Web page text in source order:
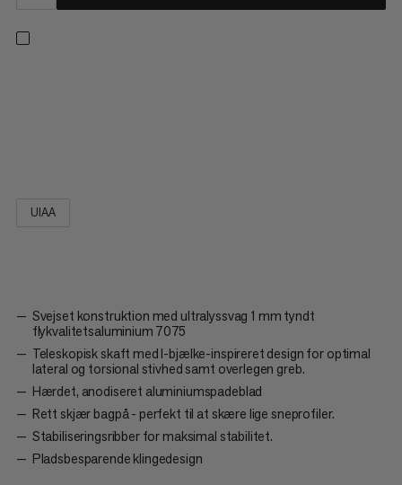
UIAA
Svejset konstruktion med ultralyssvag 1 mm tyndt
flykvalitetsaluminium 7075
Teleskopisk skaft med I-bjælke-inspireret design for optimal
lateral og torsional stivhed samt overlegen greb.
Hærdet, anodiseret aluminiumspadeblad
Rett skjær bagpå - perfekt til at skære lige sneprofiler.
Stabiliseringsribber for maksimal stabilitet.
Pladsbesparende klingedesign